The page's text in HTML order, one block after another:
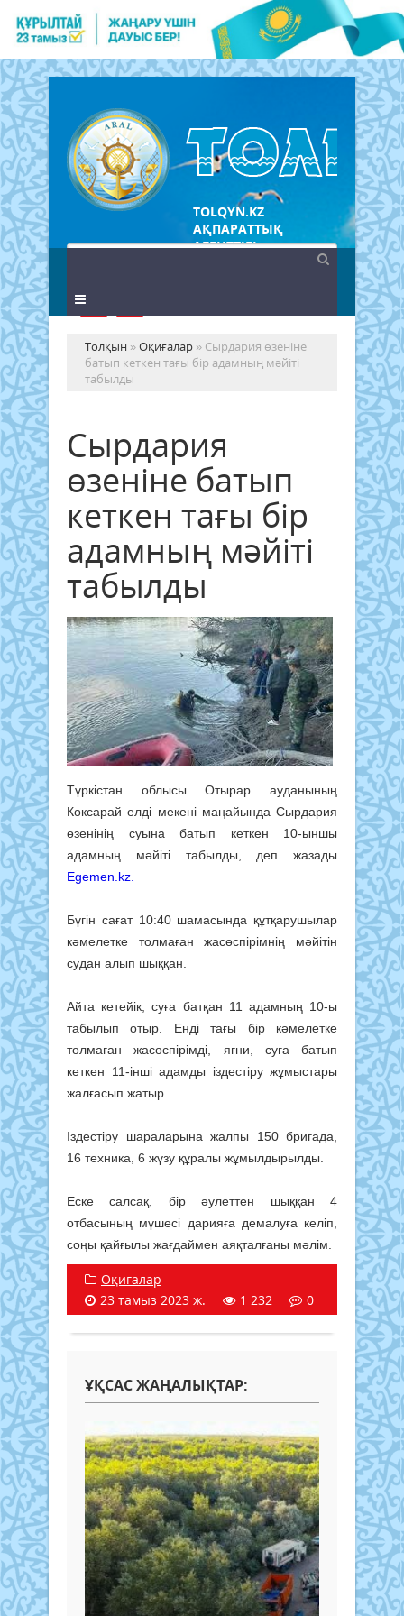
TOLQYN.KZ
АҚПАРАТТЫҚ
АГЕНТТІГІ
Толқын »Оқиғалар » Сырдария өзеніне
батып кеткен тағы бір адамның мәйіті
табылды
Сырдария
өзеніне батып
кеткен тағы бір
адамның мәйіті
табылды
Түркістан облысы Отырар ауданының
Көксарай елді мекені маңайында Сырдария
өзенінің суына батып кеткен 10-ыншы
адамның мәйіті табылды, деп жазады
Egemen.kz.
Бүгін сағат 10:40 шамасында құтқарушылар
кәмелетке толмаған жасөспірімнің мәйітін
судан алып шыққан.
Айта кетейік, суға батқан 11 адамның 10-ы
табылып отыр. Енді тағы бір кәмелетке
толмаған жасөспірімді, яғни, суға батып
кеткен 11-інші адамды іздестіру жұмыстары
жалғасып жатыр.
Іздестіру шараларына жалпы 150 бригада,
16 техника, 6 жүзу құралы жұмылдырылды.
Еске салсақ, бір әулеттен шыққан 4
отбасының мүшесі дарияға демалуға келіп,
соңы қайғылы жағдаймен аяқталғаны мәлім.
Оқиғалар
23 тамыз 2023 ж.
1 232 0
ҰҚСАС ЖАҢАЛЫҚТАР: